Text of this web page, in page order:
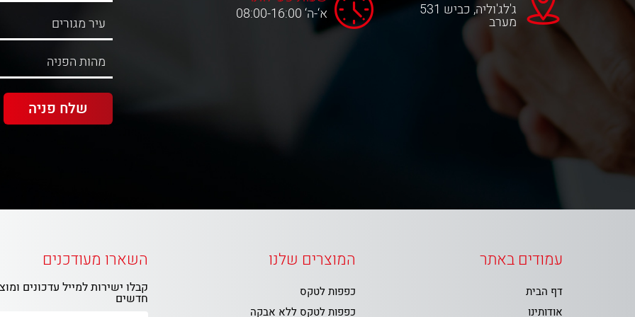
ג'לג'וליה, כביש 531
מערב א‘-ה‘ 08:00-16:00
עמודים באתר
דף הבית
אודותינו
המוצרים שלנו
כפפות לטקס
כפפות לטקס ללא אבקה
השארו מעודכנים
קבלו ישירות למייל עדכונים
חדשים